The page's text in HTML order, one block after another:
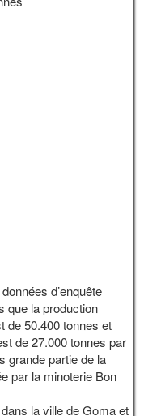
d’enquête
que la production
de 50.400 tonnes et
de 27.000 tonnes par
grande partie de la
par la minoterie Bon
la ville de Goma et